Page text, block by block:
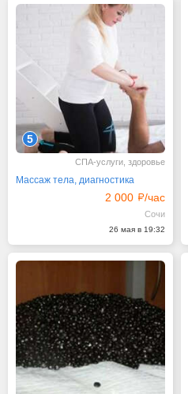
5
СПА-услуги, здоровье
Массаж тела, диагностика
2 000 /час
Сочи
26 мая в 19:32